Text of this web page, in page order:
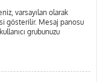
varsayılan olarak
gösterilir. Mesaj panosu
grubunuzu